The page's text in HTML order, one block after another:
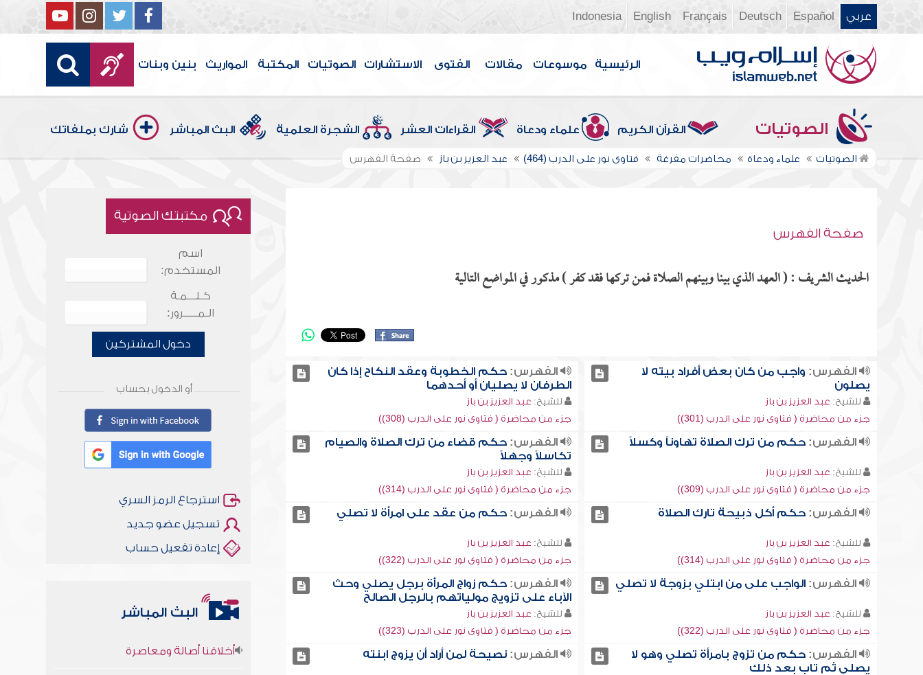
عربي Español
Deutsch
Français
English
Indonesia
الرئيسية موسوعات مقالات الفتوى الاستشارات الصوتيات المكتبة المواريث بنين وبنات
الصوتيات القرآن الكريم علماء ودعاة القراءات العشر الشجرة العلمية البث المباشر شارك بملفاتك
الصوتيات علماء ودعاة محاضرات مفرغة فتاوى نور على الدرب (464) عبد العزيز بن باز صفحة الفهرس
صفحة الفهرس
الحديث الشريف : ( العهد الذي بينا وبينهم الصلاة فمن تركها فقد كفر ) مذكور في المواضع التالية
الفهرس: واجب من كان بعض أفراد بيته لا
يصلون
للشيخ: عبد العزيز بن باز
جزء من محاضرة ( فتاوى نور على الدرب (301))
الفهرس: حكم الخطوبة وعقد النكاح إذا كان
الطرفان لا يصليان أو أحدهما
للشيخ: عبد العزيز بن باز
جزء من محاضرة ( فتاوى نور على الدرب (308))
الفهرس:حكم من ترك الصلاة تهاوناً وكسلاً
للشيخ: عبد العزيز بن باز
جزء من محاضرة ( فتاوى نور على الدرب (309))
الفهرس: حكم قضاء من ترك الصلاة والصيام
تكاسلاً وجهلاً
للشيخ: عبد العزيز بن باز
جزء من محاضرة ( فتاوى نور على الدرب (314))
الفهرس:حكم أكل ذبيحة تارك الصلاة
للشيخ: عبد العزيز بن باز
جزء من محاضرة ( فتاوى نور على الدرب (314))
الفهرس: حكم من عقد على امرأة لا تصلي
للشيخ: عبد العزيز بن باز
جزء من محاضرة ( فتاوى نور على الدرب (322))
الفهرس:الواجب على من ابتلي بزوجة لا تصلي
للشيخ: عبد العزيز بن باز
جزء من محاضرة ( فتاوى نور على الدرب (322))
الفهرس: حكم زواج المرأة برجل يصلي وحث
الآباء على تزويج مولياتهم بالرجل الصالح
للشيخ: عبد العزيز بن باز
جزء من محاضرة ( فتاوى نور على الدرب (323))
الفهرس:حكم من تزوج بامرأة تصلي وهو لا
يصلي ثم تاب بعد ذلك
الفهرس: نصيحة لمن أراد أن يزوج ابنته
مكتبتك الصوتية
اسم
المستخدم:
كـلـــمـة
الـمـــــرور:
دخول المشتركين
أو الدخول بحساب
استرجاع الرمز السري
تسجيل عضو جديد
إعادة تفعيل حساب
البث المباشر